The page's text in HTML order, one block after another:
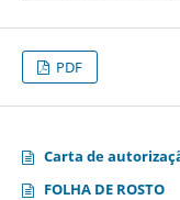
PDF
Carta de
FOLHA DE ROSTO